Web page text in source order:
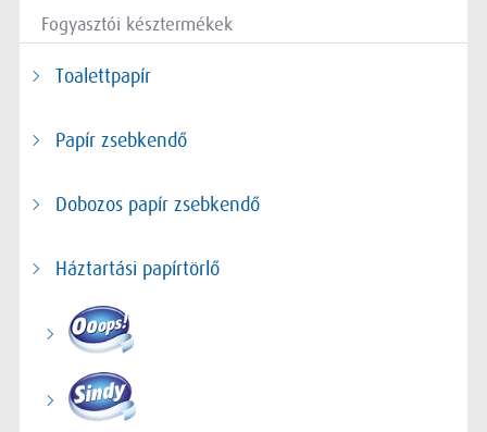
Fogyasztói késztermékek
Toalettpapír
Papír zsebkendő
Dobozos papír zsebkendő
Háztartási papírtörlő